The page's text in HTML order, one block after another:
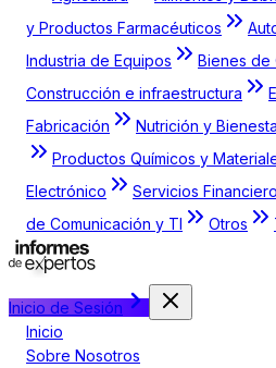
y Productos Farmacéuticos
Industria de Equipos
Bienes de
Construcción e infraestructura
Fabricación
Nutrición y
Productos Químicos y
Electrónico
Servicios
de Comunicación y TI
Otros
Inicio de Sesión
Inicio
Sobre Nosotros